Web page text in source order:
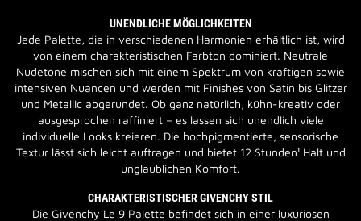
UNENDLICHE MÖGLICHKEITEN
Jede Palette, die in verschiedenen Harmonien erhältlich ist, wird
von einem charakteristischen Farbton dominiert. Neutrale
Nudetöne mischen sich mit einem Spektrum von kräftigen sowie
intensiven Nuancen und werden mit Finishes von Satin bis Glitzer
und Metallic abgerundet. Ob ganz natürlich, kühn-kreativ oder
ausgesprochen raffiniert – es lassen sich unendlich viele
individuelle Looks kreieren. Die hochpigmentierte, sensorische
Textur lässt sich leicht auftragen und bietet 12 Stunden¹ Halt und
unglaublichen Komfort.
CHARAKTERISTISCHER GIVENCHY STIL
Die Givenchy Le 9 Palette befindet sich in einer luxuriösen